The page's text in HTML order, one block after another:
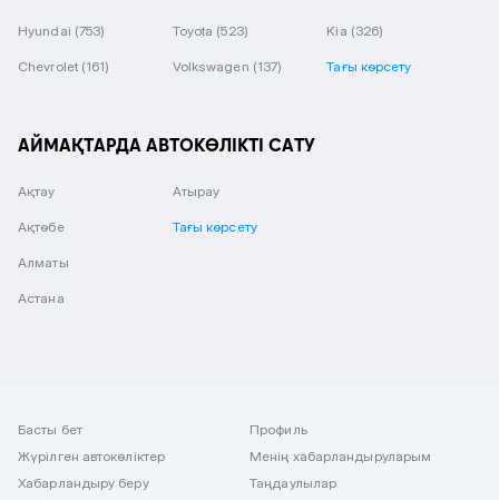
Hyundai (753) Toyota (523) Kia (326)
Chevrolet (161) Volkswagen (137) Тағы көрсету
АЙМАҚТАРДА АВТОКӨЛІКТІ САТУ
Ақтау
Ақтөбе
Алматы
Астана
Атырау
Тағы көрсету
Басты бет
Жүрілген автокөліктер
Хабарландыру беру
Профиль
Менің хабарландыруларым
Таңдаулылар